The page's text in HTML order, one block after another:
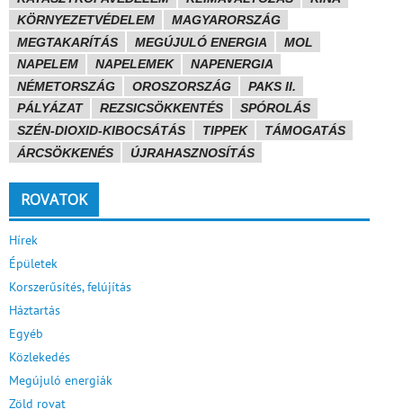
KÖRNYEZETVÉDELEM
MAGYARORSZÁG
MEGTAKARÍTÁS
MEGÚJULÓ ENERGIA
MOL
NAPELEM
NAPELEMEK
NAPENERGIA
NÉMETORSZÁG
OROSZORSZÁG
PAKS II.
PÁLYÁZAT
REZSICSÖKKENTÉS
SPÓROLÁS
SZÉN-DIOXID-KIBOCSÁTÁS
TIPPEK
TÁMOGATÁS
ÁRCSÖKKENÉS
ÚJRAHASZNOSÍTÁS
ROVATOK
Hírek
Épületek
Korszerűsítés, felújítás
Háztartás
Egyéb
Közlekedés
Megújuló energiák
Zöld rovat